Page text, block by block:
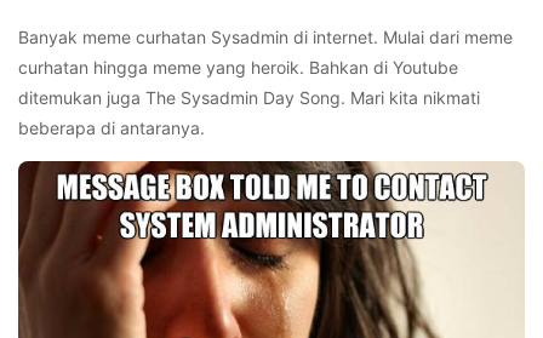
Banyak meme curhatan Sysadmin di internet. Mulai dari meme
curhatan hingga meme yang heroik. Bahkan di Youtube
ditemukan juga The Sysadmin Day Song. Mari kita nikmati
beberapa di antaranya.